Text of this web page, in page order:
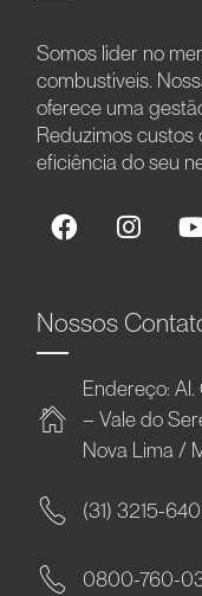
Somos líder no
combustíveis.
oferece uma
Reduzimos custos
eficiência do seu
Nossos
Endereço:
– Vale do
Nova Lima /
(31) 3215-
0800-760-